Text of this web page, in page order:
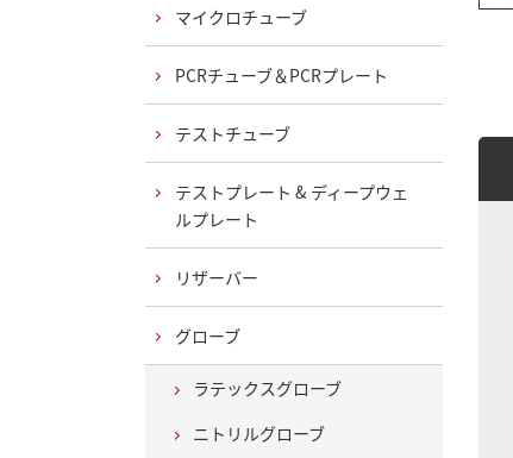
マイクロチューブ
PCRチューブ＆PCRプレート
テストチューブ
テストプレート & ディープウェ
ルプレート
リザーバー
グローブ
ラテックスグローブ
ニトリルグローブ